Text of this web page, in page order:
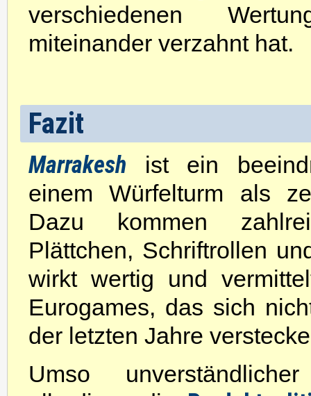
verschiedenen
miteinander verzahnt hat.
Fazit
Marrakesh ist ein
einem Würfelturm als
Dazu kommen
Plättchen, Schriftrollen
wirkt wertig und
Eurogames, das sich
der letzten Jahre
Umso